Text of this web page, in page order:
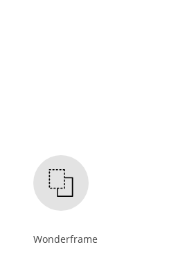
Wonderframe